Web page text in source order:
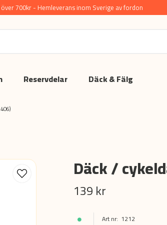
700kr - Hemleverans inom Sverige av fordon
Reservdelar Däck & Fälg
Däck /
139 kr
1212